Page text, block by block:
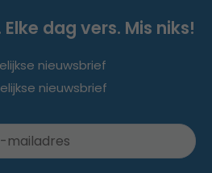
dag vers. Mis niks!
nieuwsbrief
nieuwsbrief